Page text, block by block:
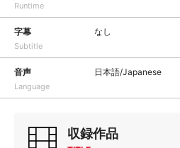
Runtime
字幕
Subtitle
なし
音声
Language
日本語/Japanese
収録作品